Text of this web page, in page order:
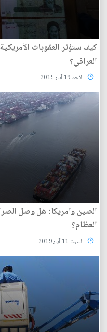
كيف ستؤثر العقوبات
العراقي؟
الأحد 19 آيار 2019
الصين وامريكا: هل وصل
العظام؟
السبت 11 آيار 2019